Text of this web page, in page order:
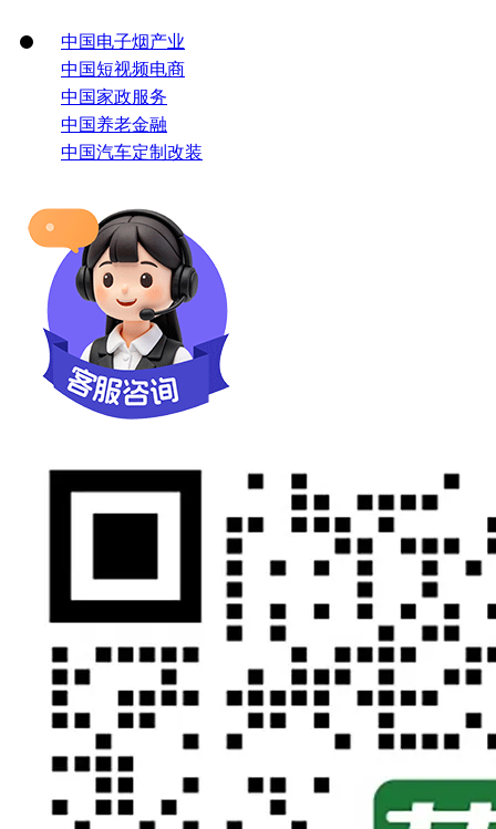
中国电子烟产业
中国短视频电商
中国家政服务
中国养老金融
中国汽车定制改装